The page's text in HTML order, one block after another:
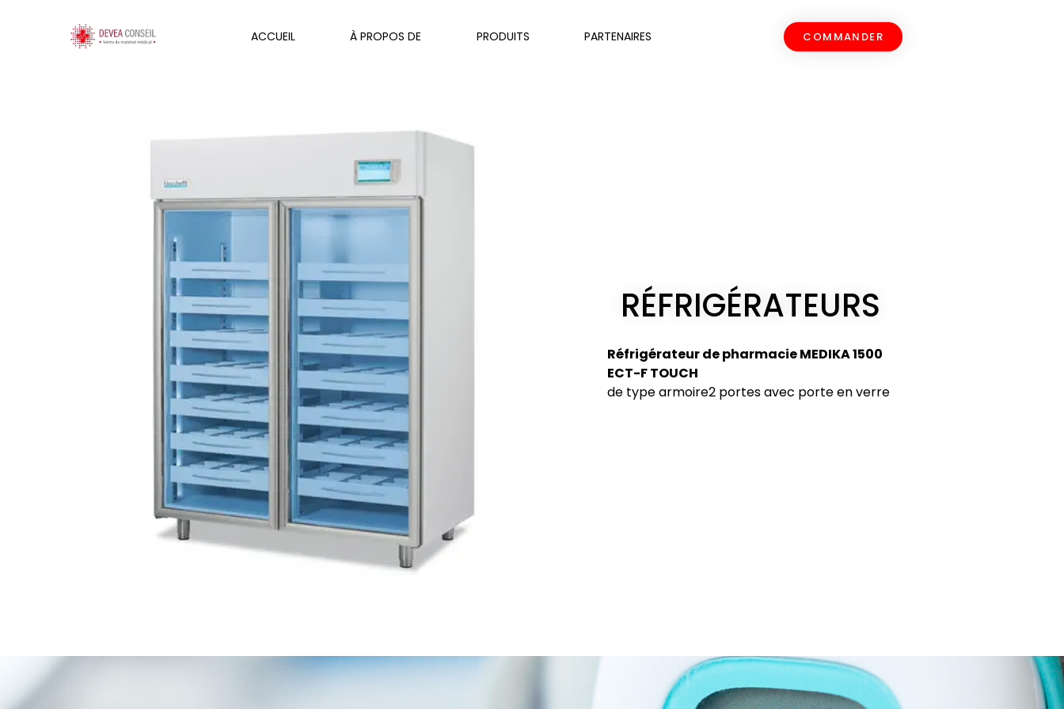
ACCUEIL À PROPOS DE PRODUITS PARTENAIRES COMMANDER
RÉFRIGÉRATEURS
Réfrigérateur de pharmacie MEDIKA 1500
ECT-F TOUCH
de type armoire2 portes avec porte en verre